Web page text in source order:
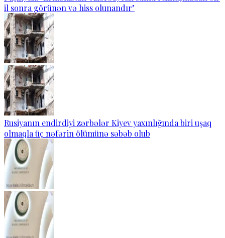
il sonra görünən və hiss olunandır"
Rusiyanın endirdiyi zərbələr Kiyev yaxınlığında biri uşaq
olmaqla üç nəfərin ölümünə səbəb olub